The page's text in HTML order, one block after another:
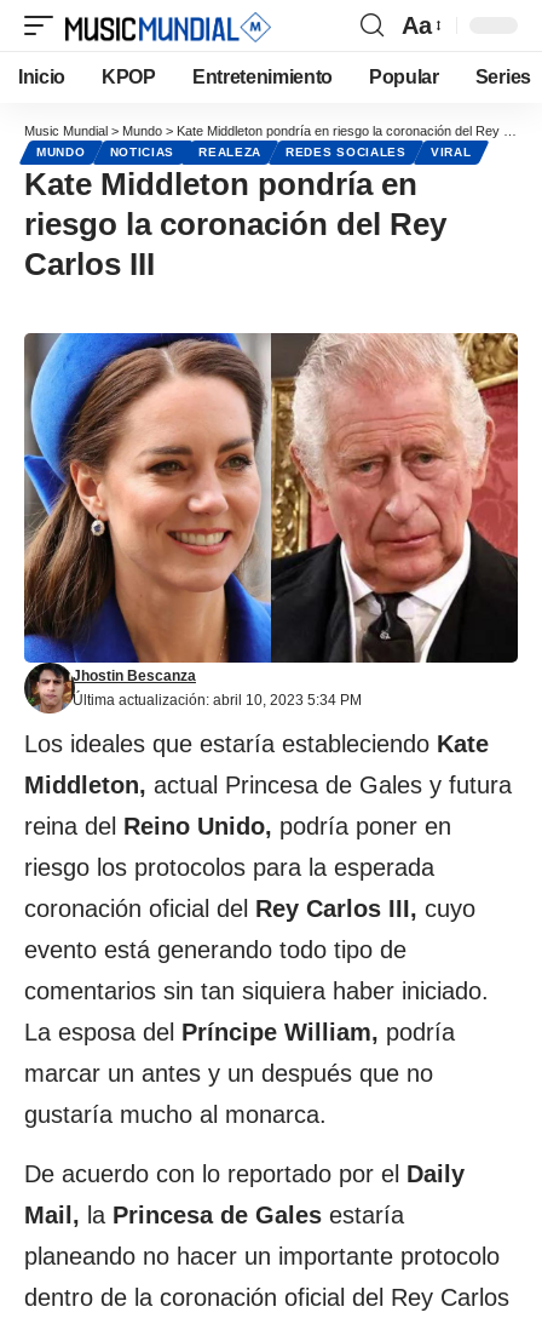
Aa
Inicio KPOP Entretenimiento Popular Series
Music Mundial > Mundo > Kate Middleton pondría en riesgo la coronación del Rey Carlos III
MUNDO NOTICIAS REALEZA REDES SOCIALES VIRAL
Kate Middleton pondría en
riesgo la coronación del Rey
Carlos III
Última actualización: abril 10, 2023 5:34 PM
Jhostin Bescanza
Los ideales que estaría estableciendo Kate
Middleton, actual Princesa de Gales y futura
reina del Reino Unido, podría poner en
riesgo los protocolos para la esperada
coronación oficial del Rey Carlos III, cuyo
evento está generando todo tipo de
comentarios sin tan siquiera haber iniciado.
La esposa del Príncipe William, podría
marcar un antes y un después que no
gustaría mucho al monarca.
De acuerdo con lo reportado por el Daily
Mail, la Princesa de Gales estaría
planeando no hacer un importante protocolo
dentro de la coronación oficial del Rey Carlos